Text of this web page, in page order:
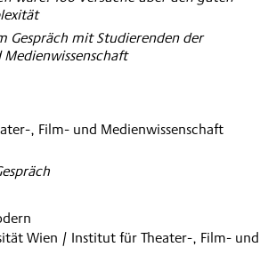
Gespräch mit Studierenden der
, Film- und Medienwissenschaft
:
Wien / Institut für Theater-, Film- und